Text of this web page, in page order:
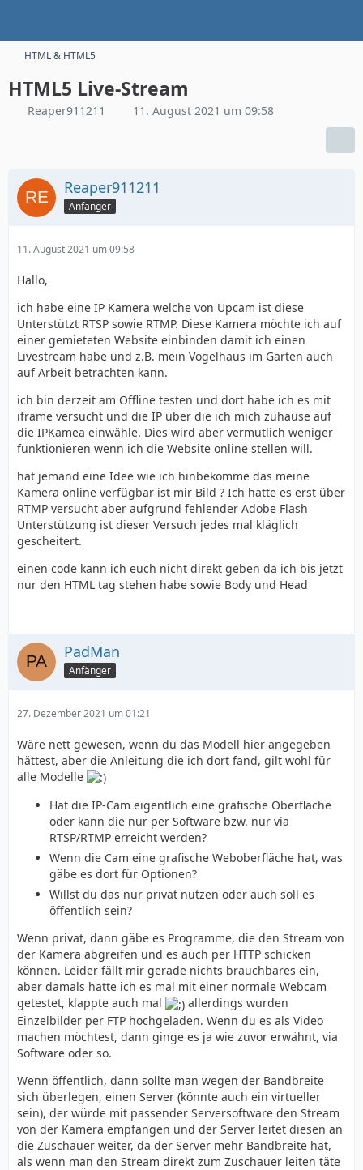
HTML & HTML5
HTML5 Live-Stream
Reaper911211 11. August 2021 um 09:58
Reaper911211
Anfänger
11. August 2021 um 09:58
Hallo,
ich habe eine IP Kamera welche von Upcam ist diese
Unterstützt RTSP sowie RTMP. Diese Kamera möchte ich auf
einer gemieteten Website einbinden damit ich einen
Livestream habe und z.B. mein Vogelhaus im Garten auch
auf Arbeit betrachten kann.
ich bin derzeit am Offline testen und dort habe ich es mit
iframe versucht und die IP über die ich mich zuhause auf
die IPKamea einwähle. Dies wird aber vermutlich weniger
funktionieren wenn ich die Website online stellen will.
hat jemand eine Idee wie ich hinbekomme das meine
Kamera online verfügbar ist mir Bild ? Ich hatte es erst über
RTMP versucht aber aufgrund fehlender Adobe Flash
Unterstützung ist dieser Versuch jedes mal kläglich
gescheitert.
einen code kann ich euch nicht direkt geben da ich bis jetzt
nur den HTML tag stehen habe sowie Body und Head
PadMan
Anfänger
27. Dezember 2021 um 01:21
Wäre nett gewesen, wenn du das Modell hier angegeben
hättest, aber die Anleitung die ich dort fand, gilt wohl für
alle Modelle
Hat die IP-Cam eigentlich eine grafische Oberfläche
oder kann die nur per Software bzw. nur via
RTSP/RTMP erreicht werden?
Wenn die Cam eine grafische Weboberfläche hat, was
gäbe es dort für Optionen?
Willst du das nur privat nutzen oder auch soll es
öffentlich sein?
Wenn privat, dann gäbe es Programme, die den Stream von
der Kamera abgreifen und es auch per HTTP schicken
können. Leider fällt mir gerade nichts brauchbares ein,
aber damals hatte ich es mal mit einer normale Webcam
getestet, klappte auch mal
allerdings wurden
Einzelbilder per FTP hochgeladen. Wenn du es als Video
machen möchtest, dann ginge es ja wie zuvor erwähnt, via
Software oder so.
Wenn öffentlich, dann sollte man wegen der Bandbreite
sich überlegen, einen Server (könnte auch ein virtueller
sein), der würde mit passender Serversoftware den Stream
von der Kamera empfangen und der Server leitet diesen an
die Zuschauer weiter, da der Server mehr Bandbreite hat,
als wenn man den Stream direkt zum Zuschauer leiten täte